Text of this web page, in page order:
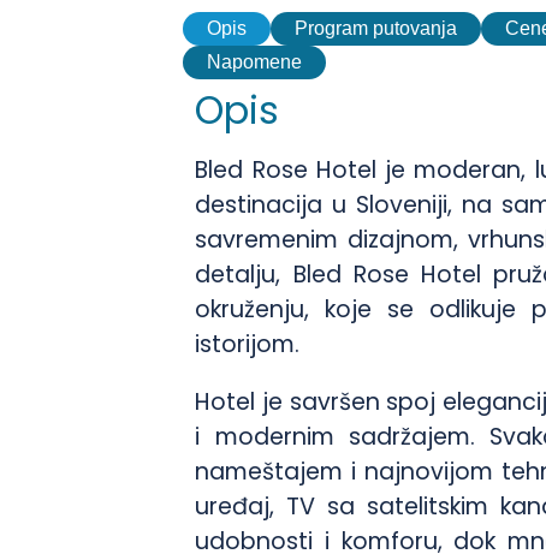
Opis Program putovanja
Napomene
Opis
Bled Rose Hotel je moderan,
destinacija u Sloveniji, na
savremenim dizajnom,
detalju, Bled Rose Hotel
okruženju, koje se odlikuje
istorijom.
Hotel je savršen spoj
i modernim sadržajem.
nameštajem i najnovijom
uređaj, TV sa satelitskim
udobnosti i komforu, dok